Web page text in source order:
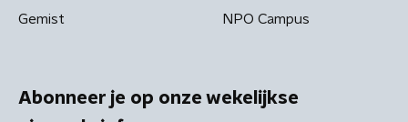
Gemist NPO Campus
Abonneer je op onze wekelijkse